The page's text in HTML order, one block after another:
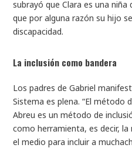
subrayó que Clara es una
que por alguna razón su hijo
discapacidad.
La inclusión como bandera
Los padres de Gabriel
Sistema es plena. “El método
Abreu es un método de
como herramienta, es decir,
el medio para incluir a